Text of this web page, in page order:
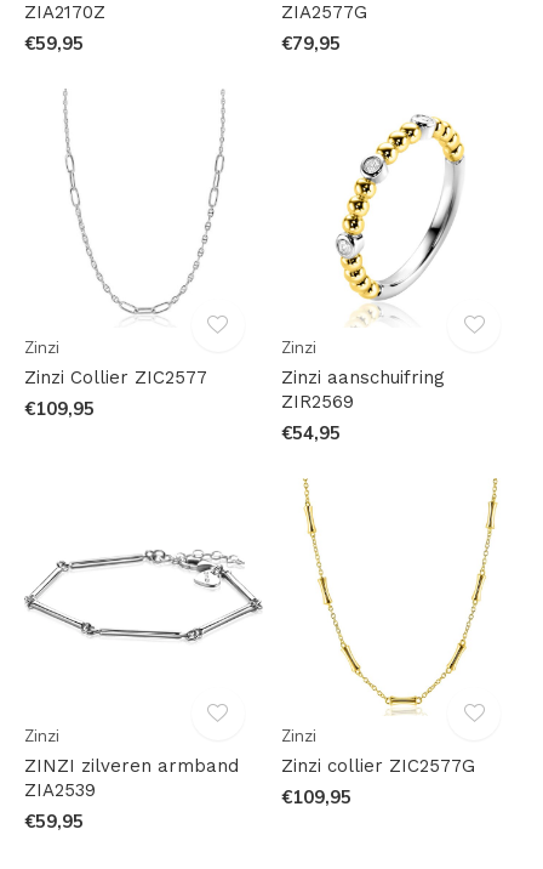
ZIA2170Z
€59,95
ZIA2577G
€79,95
Zinzi
Zinzi Collier ZIC2577
€109,95
Zinzi
Zinzi aanschuifring
ZIR2569
€54,95
Zinzi
ZINZI zilveren armband
ZIA2539
€59,95
Zinzi
Zinzi collier ZIC2577G
€109,95